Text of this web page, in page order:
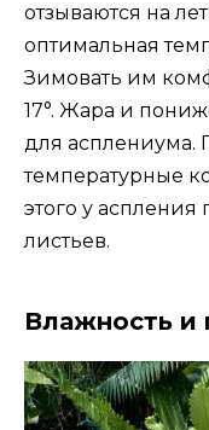
отзываются на
оптимальная
Зимовать им
17°. Жара и
для асплениума.
температурные
этого у
листьев.
Влажность и